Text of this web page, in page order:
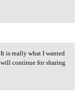
It
is really what I wanted
continue for sharing